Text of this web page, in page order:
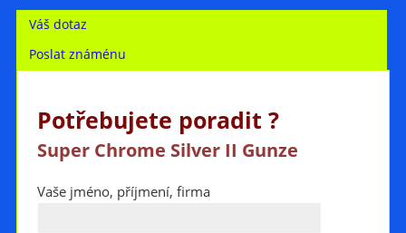
Váš dotaz
Poslat známénu
Potřebujete poradit ?
Super Chrome Silver II Gunze
Vaše jméno, příjmení, firma